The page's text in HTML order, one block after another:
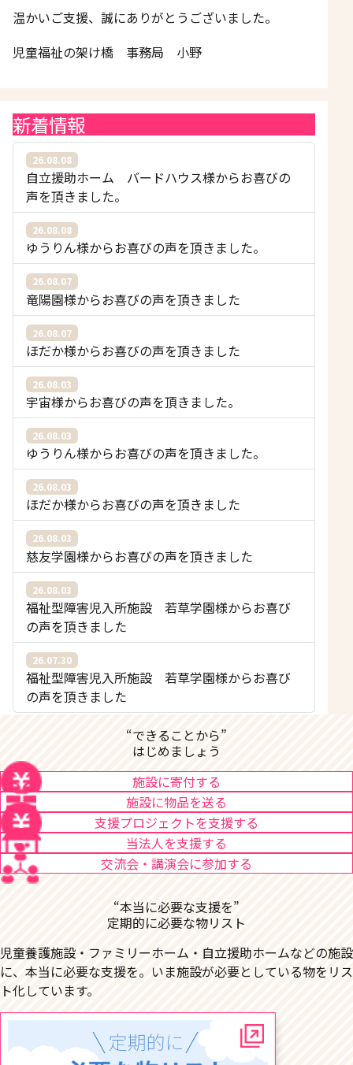
温かいご支援、誠にありがとうございました。
児童福祉の架け橋 事務局 小野
新着情報
26.08.08
自立援助ホーム バードハウス様からお喜びの
声を頂きました。
26.08.08
ゆうりん様からお喜びの声を頂きました。
26.08.07
竜陽園様からお喜びの声を頂きました
26.08.07
ほだか様からお喜びの声を頂きました
26.08.03
宇宙様からお喜びの声を頂きました。
26.08.03
ゆうりん様からお喜びの声を頂きました。
26.08.03
ほだか様からお喜びの声を頂きました
26.08.03
慈友学園様からお喜びの声を頂きました
26.08.03
福祉型障害児入所施設 若草学園様からお喜び
の声を頂きました
26.07.30
福祉型障害児入所施設 若草学園様からお喜び
の声を頂きました
“できることから”
はじめましょう
施設に寄付する
施設に物品を送る
支援プロジェクトを支援する
当法人を支援する
交流会・講演会に参加する
“本当に必要な支援を”
定期的に必要な物リスト
児童養護施設・ファミリーホーム・自立援助ホームなどの施設
に、本当に必要な支援を。いま施設が必要としている物をリス
ト化しています。